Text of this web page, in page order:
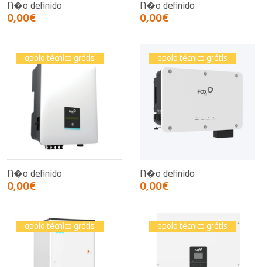
N�o definido
0,00€
N�o definido
0,00€
apoio técnico grátis
N�o definido
0,00€
apoio técnico grátis
N�o definido
0,00€
apoio técnico grátis apoio técnico grátis